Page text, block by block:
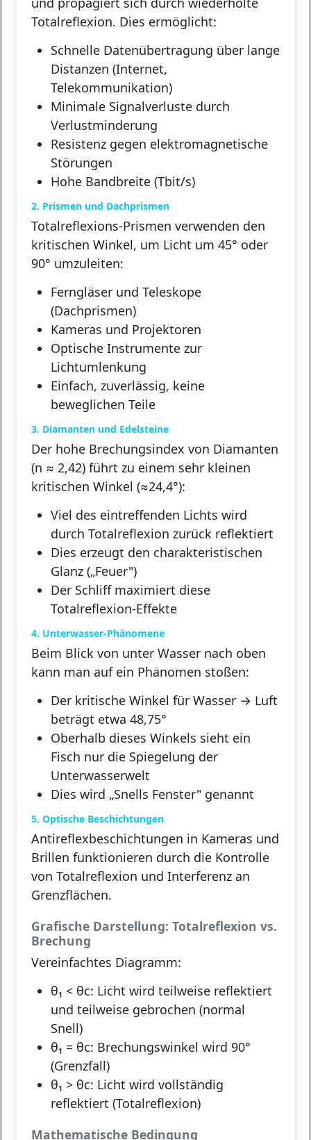
Totalreflexion. Dies ermöglicht:
Schnelle Datenübertragung über lange
Distanzen (Internet,
Telekommunikation)
Minimale Signalverluste durch
Verlustminderung
Resistenz gegen elektromagnetische
Störungen
Hohe Bandbreite (Tbit/s)
2. Prismen und Dachprismen
Totalreflexions-Prismen verwenden den
kritischen Winkel, um Licht um 45° oder
90° umzuleiten:
Ferngläser und Teleskope
(Dachprismen)
Kameras und Projektoren
Optische Instrumente zur
Lichtumlenkung
Einfach, zuverlässig, keine
beweglichen Teile
3. Diamanten und Edelsteine
Der hohe Brechungsindex von Diamanten
(n ≈ 2,42) führt zu einem sehr kleinen
kritischen Winkel (≈24,4°):
Viel des eintreffenden Lichts wird
durch Totalreflexion zurück reflektiert
Dies erzeugt den charakteristischen
Glanz („Feuer")
Der Schliff maximiert diese
Totalreflexion-Effekte
4. Unterwasser-Phänomene
Beim Blick von unter Wasser nach oben
kann man auf ein Phänomen stoßen:
Der kritische Winkel für Wasser → Luft
beträgt etwa 48,75°
Oberhalb dieses Winkels sieht ein
Fisch nur die Spiegelung der
Unterwasserwelt
Dies wird „Snells Fenster" genannt
5. Optische Beschichtungen
Antireflexbeschichtungen in Kameras und
Brillen funktionieren durch die Kontrolle
von Totalreflexion und Interferenz an
Grenzflächen.
Grafische Darstellung: Totalreflexion vs.
Brechung
Vereinfachtes Diagramm:
θ₁ < θc: Licht wird teilweise reflektiert
und teilweise gebrochen (normal
Snell)
θ₁ = θc: Brechungswinkel wird 90°
(Grenzfall)
θ₁ > θc: Licht wird vollständig
reflektiert (Totalreflexion)
Mathematische Bedingung